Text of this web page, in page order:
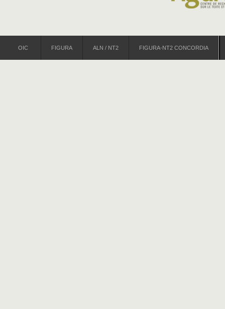
OIC FIGURA ALN / NT2 FIGURA-NT2 CONCORDIA